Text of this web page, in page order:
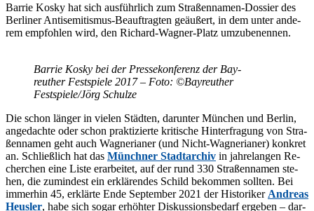
Bar­rie Kos­ky hat sich aus­führ­lich zum Stra­ßen­na­men-Dos­sier des
Ber­li­ner An­ti­se­mi­tis­mus-Be­auf­trag­ten ge­äu­ßert, in dem un­ter an­de­
rem emp­foh­len wird, den Ri­chard-Wag­ner-Platz umzubenennen.
Bar­rie Kos­ky bei der Pres­se­kon­fe­renz der Bay­
reu­ther Fest­spie­le 2017 – Foto: ©Bay­reu­ther
Festspiele/​Jörg Schulze
Die schon län­ger in vie­len Städ­ten, dar­un­ter Mün­chen und Ber­lin,
an­ge­dach­te oder schon prak­ti­zier­te kri­ti­sche Hin­ter­fra­gung von Stra­
ßen­na­men geht auch Wag­ne­ria­ner (und Nicht-Wag­ne­ria­ner) kon­kret
an. Schließ­lich hat das Münch­ner Stadt­ar­chiv in jah­re­lan­gen Re­
cher­chen eine Lis­te er­ar­bei­tet, auf der rund 330 Stra­ßen­na­men ste­
hen, die zu­min­dest ein er­klä­ren­des Schild be­kom­men soll­ten. Bei
im­mer­hin 45, er­klär­te Ende Sep­tem­ber 2021 der His­to­ri­ker An­dre­as
Heus­ler, habe sich so­gar er­höh­ter Dis­kus­si­ons­be­darf er­ge­ben – dar­